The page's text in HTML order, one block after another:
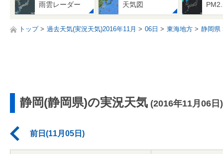
雨雲レーダー 天気図
トップ 過去天気(実況天気)2016年11月 06日 東海地方 静岡県
静岡(静岡県)の実況天気 (2016年11月06日)
前日(11月05日)